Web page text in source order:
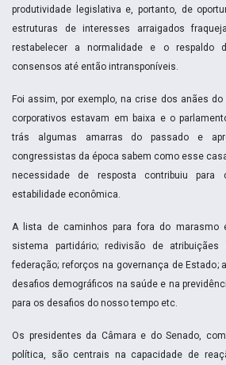
produtividade legislativa e, portanto, de
estruturas de interesses arraigados
restabelecer a normalidade e o respaldo
consensos até então intransponíveis.
Foi assim, por exemplo, na crise dos anães
corporativos estavam em baixa e o
trás algumas amarras do passado e
congressistas da época sabem como esse
necessidade de resposta contribuiu
estabilidade econômica.
A lista de caminhos para fora do marasmo
sistema partidário; redivisão de
federação; reforços na governança de Estado;
desafios demográficos na saúde e na
para os desafios do nosso tempo etc.
Os presidentes da Câmara e do Senado,
política, são centrais na capacidade de